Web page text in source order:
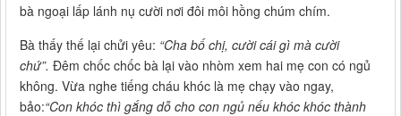
bà ngoại lấp lánh nụ cười nơi đôi môi hồng chúm chím.
Bà thấy thế lại chửi yêu: “Cha bố chị, cười cái gì mà cười
chứ”. Đêm chốc chốc bà lại vào nhòm xem hai mẹ con có ngủ
không. Vừa nghe tiếng cháu khóc là mẹ chạy vào ngay,
bảo:“Con khóc thì gắng dỗ cho con ngủ nếu khóc khóc thành